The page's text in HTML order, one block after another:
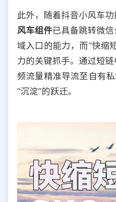
此外，随着抖音小风车功
风车组件已具备跳转微
域入口的能力，而“快缩
力的关键抓手。通过短
频流量精准导流至自有
“沉淀”的跃迁。